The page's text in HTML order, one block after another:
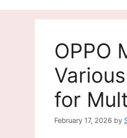
OPPO
for
February 17, 2026 by